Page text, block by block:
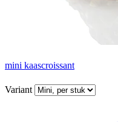
mini kaascroissant
Variant